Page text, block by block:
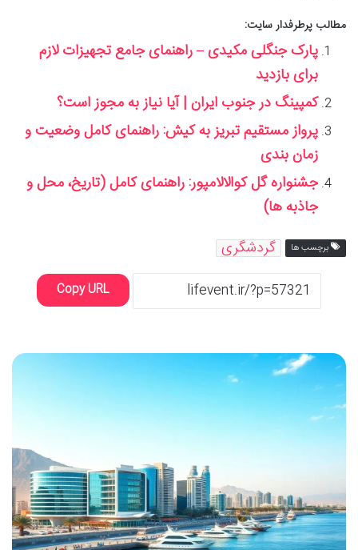
مطالب پرطرفدار سایت:
پارک جنگلی مکیدی – راهنمای جامع تجهیزات لازم
برای بازدید
کمپینگ در جنوب ایران | آیا نیاز به مجوز است؟
پرواز مستقیم تبریز به کیش: راهنمای کامل وضعیت و
زمان بندی
جشنواره گل کوالالامپور: راهنمای کامل (تاریخ، محل و
جاذبه ها)
برچسب ها گردشگری
Copy URL